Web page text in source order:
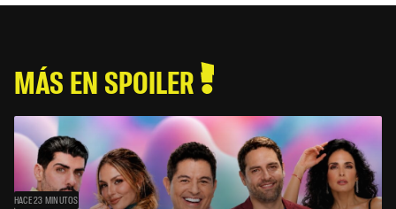
MÁS EN SPOILER
HACE 23 MINUTOS